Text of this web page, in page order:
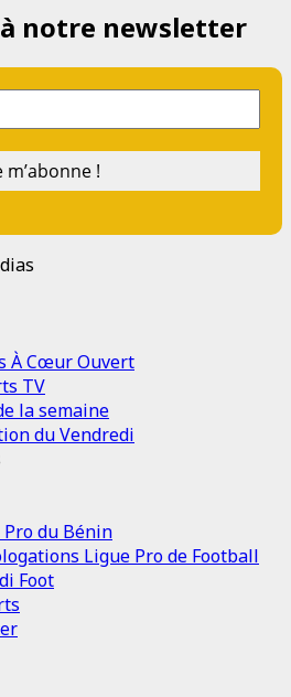
notre newsletter
À Cœur Ouvert
TV
la semaine
du Vendredi
Pro du Bénin
Ligue Pro de Football
Foot